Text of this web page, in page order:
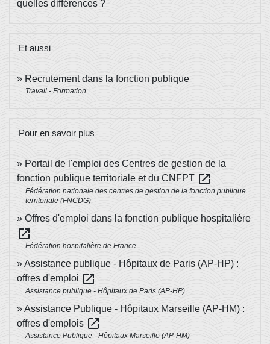
quelles différences ?
Et aussi
Recrutement dans la fonction publique
Travail - Formation
Pour en savoir plus
Portail de l'emploi des Centres de gestion de la
fonction publique territoriale et du CNFPT open_in_new
Fédération nationale des centres de gestion de la fonction publique
territoriale (FNCDG)
Offres d'emploi dans la fonction publique hospitalière
open_in_new
Fédération hospitalière de France
Assistance publique - Hôpitaux de Paris (AP-HP) :
offres d'emploi open_in_new
Assistance publique - Hôpitaux de Paris (AP-HP)
Assistance Publique - Hôpitaux Marseille (AP-HM) :
offres d'emplois open_in_new
Assistance Publique - Hôpitaux Marseille (AP-HM)